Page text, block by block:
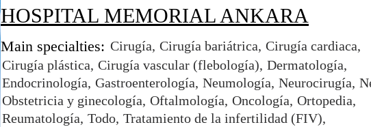
HOSPITAL MEMORIAL ANKARA
Main specialties: Cirugía Cirugía bariátrica Cirugía cardiaca
Cirugía plástica Cirugía vascular (flebología) Dermatología
Endocrinología Gastroenterología Neumología Neurocirugía
Obstetricia y ginecología Oftalmología Oncología Ortopedia
Reumatología Todo Tratamiento de la infertilidad (FIV)